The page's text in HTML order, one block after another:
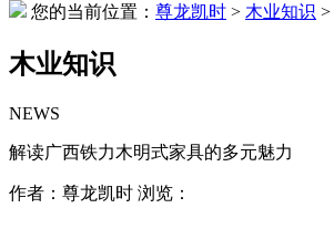
您的当前位置： 尊龙凯时 > 木业知识 >
木业知识
NEWS
解读广西铁力木明式家具的多元魅力
作者：尊龙凯时 浏览：